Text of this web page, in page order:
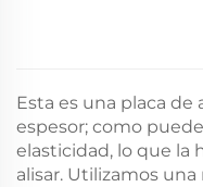
Esta es una placa
espesor; como
elasticidad, lo que la
alisar. Utilizamos